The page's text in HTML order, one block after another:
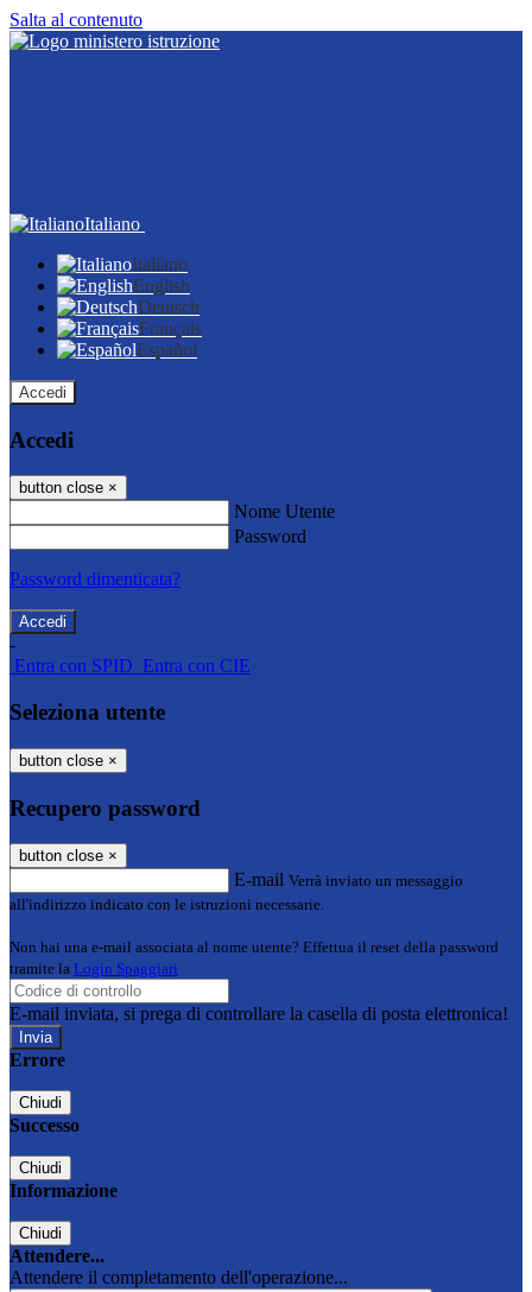
Salta al contenuto
Italiano
Italiano
English
Deutsch
Français
Español
Accedi
Accedi
button close ×
Nome Utente
Password
Password dimenticata?
-
Entra con SPID Entra con CIE
Seleziona utente
button close ×
Recupero password
button close ×
E-mail Verrà inviato un messaggio
all'indirizzo indicato con le istruzioni necessarie.
Non hai una e-mail associata al nome utente? Effettua il reset della password
tramite la Login Spaggiari
E-mail inviata, si prega di controllare la casella di posta elettronica!
Errore
Chiudi
Successo
Chiudi
Informazione
Chiudi
Attendere...
Attendere il completamento dell'operazione...